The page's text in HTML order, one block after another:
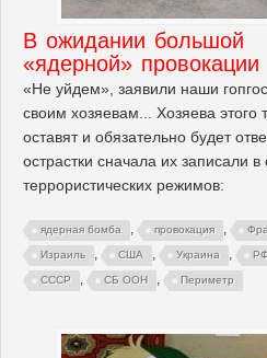
В ожидании большой
«ядерной» провокации
«Не уйдем», заявили наши
своим хозяевам... Хозяева этого
оставят и обязательно будет
острастки сначала их записали в
террористических режимов:
ядерная бомба , провокация ,
Израиль , США , Украина ,
СССР , СБ ООН , Периметр